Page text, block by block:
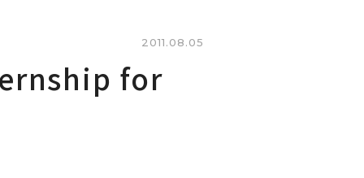
2011.08.05
for